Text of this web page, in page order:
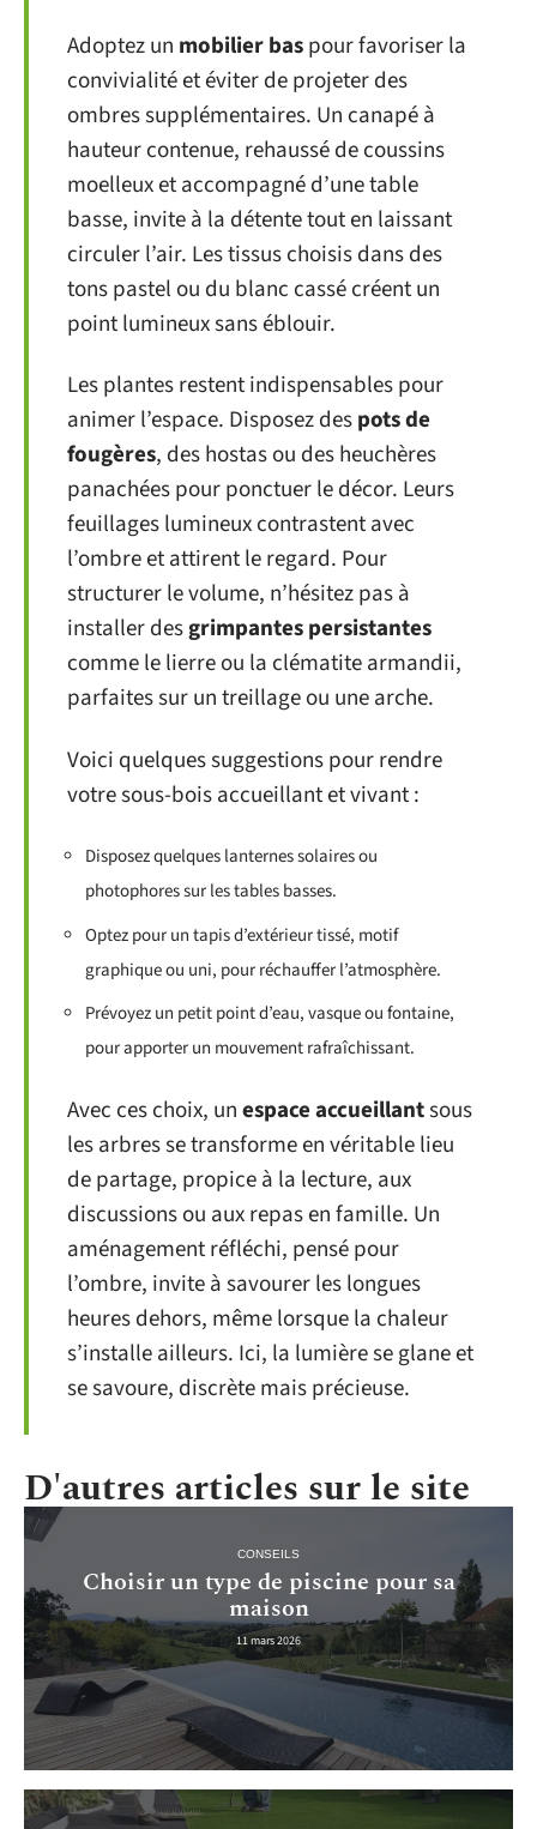
Adoptez un mobilier baspour favoriser la
convivialité et éviter de projeter des
ombres supplémentaires. Un canapé à
hauteur contenue, rehaussé de coussins
moelleux et accompagné d’une table
basse, invite à la détente tout en laissant
circuler l’air. Les tissus choisis dans des
tons pastel ou du blanc cassé créent un
point lumineux sans éblouir.
Les plantes restent indispensables pour
animer l’espace. Disposez despots de
fougères, des hostas ou des heuchères
panachées pour ponctuer le décor. Leurs
feuillages lumineux contrastent avec
l’ombre et attirent le regard. Pour
structurer le volume, n’hésitez pas à
installer desgrimpantes persistantes
comme le lierre ou la clématite armandii,
parfaites sur un treillage ou une arche.
Voici quelques suggestions pour rendre
votre sous-bois accueillant et vivant :
Disposez quelques lanternes solaires ou
photophores sur les tables basses.
Optez pour un tapis d’extérieur tissé, motif
graphique ou uni, pour réchauffer l’atmosphère.
Prévoyez un petit point d’eau, vasque ou fontaine,
pour apporter un mouvement rafraîchissant.
Avec ces choix, unespace accueillantsous
les arbres se transforme en véritable lieu
de partage, propice à la lecture, aux
discussions ou aux repas en famille. Un
aménagement réfléchi, pensé pour
l’ombre, invite à savourer les longues
heures dehors, même lorsque la chaleur
s’installe ailleurs. Ici, la lumière se glane et
se savoure, discrète mais précieuse.
D'autres articles sur le site
CONSEILS
Choisir un type de piscine pour sa
maison
11 mars 2026